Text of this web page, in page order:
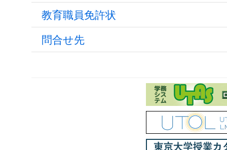
教育職員免許状
問合せ先